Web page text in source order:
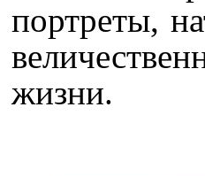
портреты,
жизни.